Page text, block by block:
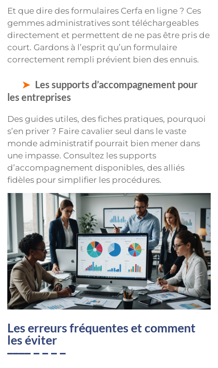
Et que dire des formulaires Cerfa en ligne ? Ces
gemmes administratives sont téléchargeables
directement et permettent de ne pas être pris de
court. Gardons à l’esprit qu’un formulaire
correctement rempli prévient bien des ennuis.
Les supports d’accompagnement pour
les entreprises
Des guides utiles, des fiches pratiques, pourquoi
s’en priver ? Faire cavalier seul dans le vaste
monde administratif pourrait bien mener dans
une impasse. Consultez les supports
d’accompagnement disponibles, des alliés
fidèles pour simplifier les procédures.
Les erreurs fréquentes et comment
les éviter